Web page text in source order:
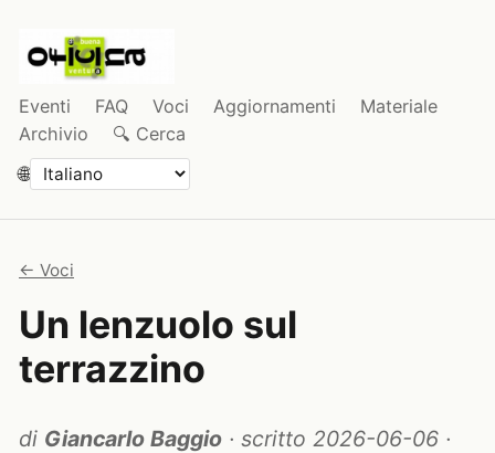
Eventi FAQ Voci Aggiornamenti
Materiale
Archivio
🔍 Cerca
🌐
← Voci
Un lenzuolo sul
terrazzino
di Giancarlo Baggio · scritto 2026-06-06 ·